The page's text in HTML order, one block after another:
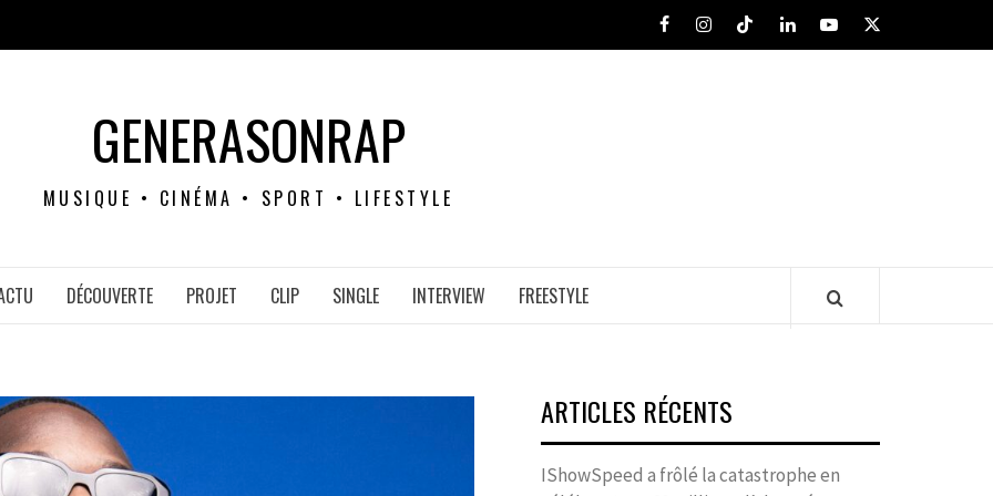
FacebookInstagram
TiktokLinkedInYoutube
X
GENERASONRAP
MUSIQUE • CINÉMA • SPORT • LIFESTYLE
DÉCOUVERTE PROJET CLIP SINGLE INTERVIEW FREESTYLE
ARTICLES RÉCENTS
IShowSpeed a frôlé la catastrophe en